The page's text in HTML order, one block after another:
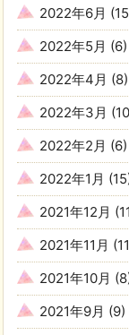
2022年6月
2022年5月 (6)
2022年4月 (8)
2022年3月
2022年2月 (6)
2022年1月
2021年12月
2021年11月
2021年10月
2021年9月 (9)